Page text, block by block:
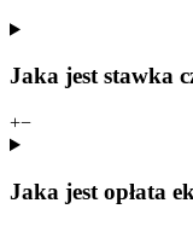
Jaka jest stawka
+−
Jaka jest opłata